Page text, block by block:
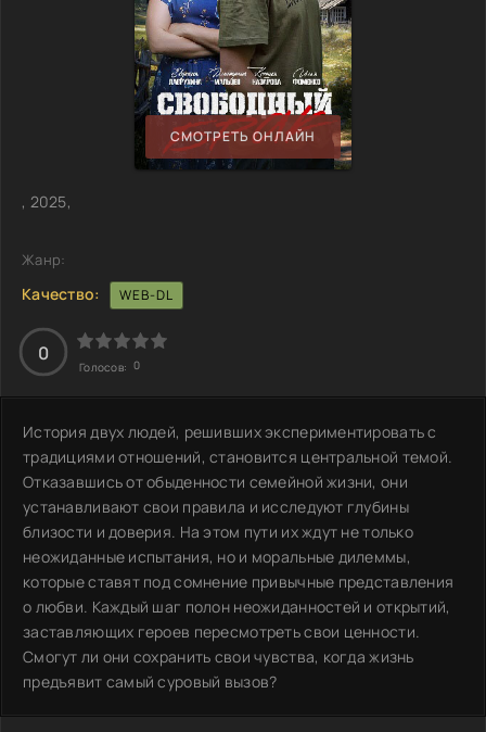
СМОТРЕТЬ ОНЛАЙН
, 2025,
Жанр:
Качество: WEB-DL
0
Голосов: 0
История двух людей, решивших экспериментировать с
традициями отношений, становится центральной темой.
Отказавшись от обыденности семейной жизни, они
устанавливают свои правила и исследуют глубины
близости и доверия. На этом пути их ждут не только
неожиданные испытания, но и моральные дилеммы,
которые ставят под сомнение привычные представления
о любви. Каждый шаг полон неожиданностей и открытий,
заставляющих героев пересмотреть свои ценности.
Смогут ли они сохранить свои чувства, когда жизнь
предъявит самый суровый вызов?